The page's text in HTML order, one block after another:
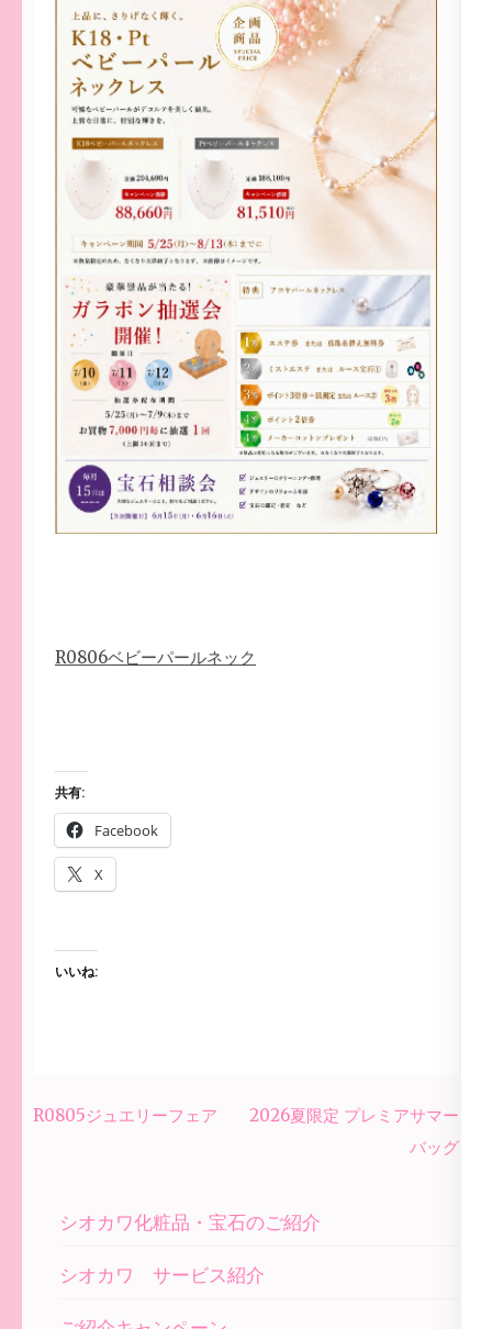
R0806ベビーパールネック
共有:
Facebook
X
いいね:
投
R0805ジュエリーフェア
2026夏限定 プレミアサマー
バッグ
シオカワ化粧品・宝石のご紹介
シオカワ サービス紹介